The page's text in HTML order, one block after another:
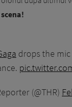
drops the
(@THR)